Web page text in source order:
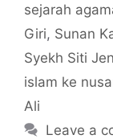
sejarah
Giri, Sunan
Syekh Siti
islam ke
Ali
Leave a